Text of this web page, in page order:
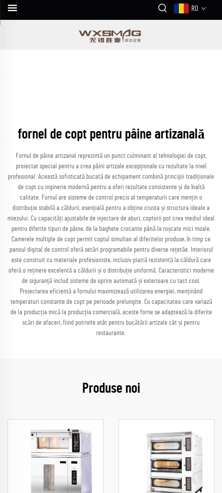
RO
fornel de copt pentru pâine artizanală
Fornul de pâine artizanal reprezintă un punct culminant al tehnologiei de copt,
proiectat special pentru a crea pâini artizale excepționale cu rezultate la nivel
profesional. Această sofisticată bucată de echipament combină principii tradiționale
de copt cu inginerie modernă pentru a oferi rezultate consistente și de înaltă
calitate. Fornul are sisteme de control precis al temperaturii care mențin o
distribuție stabilă a căldurii, esențială pentru a obține crusta și structura ideale a
miezului. Cu capacități ajustabile de injectare de aburi, coptorii pot crea mediul ideal
pentru diferite tipuri de pâine, de la baghete crocante până la roșcate mici moale.
Camerele multiple de copt permit coptul simultan al diferitelor produse, în timp ce
panoul digital de control oferă setări programabile pentru diverse rețetăe. Interiorul
este construit cu materiale profesioniste, inclusiv piatră rezistentă la căldură care
oferă o reținere excelentă a căldurii și o distribuție uniformă. Caracteristici moderne
de siguranță includ sisteme de oprire automată și exterioare cu tact cool.
Proiectarea eficientă a fornului maximizează utilizarea energiei, menținând
temperaturi constante de copt pe perioade prelungite. Cu capacitatea care variază
de la producția mică la producția comercială, aceste forne se adaptează la diferite
scări de afaceri, fiind potrivite atât pentru bucătării artizale cât și pentru
restaurante.
Produse noi